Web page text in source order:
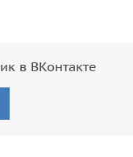
в ВКонтакте